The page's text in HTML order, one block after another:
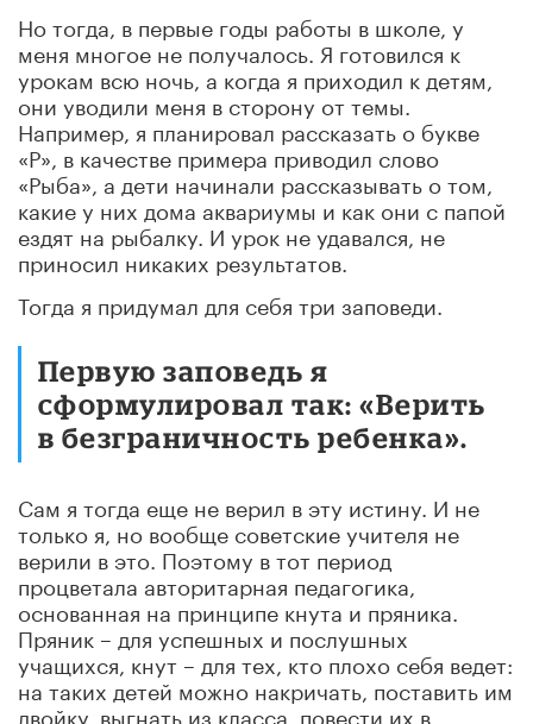
Но тогда, в первые годы работы в школе, у
меня многое не получалось. Я готовился к
урокам всю ночь, а когда я приходил к детям,
они уводили меня в сторону от темы.
Например, я планировал рассказать о букве
«Р», в качестве примера приводил слово
«Рыба», а дети начинали рассказывать о том,
какие у них дома аквариумы и как они с папой
ездят на рыбалку. И урок не удавался, не
приносил никаких результатов.
Тогда я придумал для себя три заповеди.
Первую заповедь я
сформулировал так: «Верить
в безграничность ребенка».
Сам я тогда еще не верил в эту истину. И не
только я, но вообще советские учителя не
верили в это. Поэтому в тот период
процветала авторитарная педагогика,
основанная на принципе кнута и пряника.
Пряник – для успешных и послушных
учащихся, кнут – для тех, кто плохо себя ведет:
на таких детей можно накричать, поставить им
двойку, выгнать из класса, повести их в